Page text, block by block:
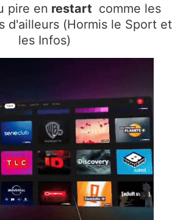
pire en restart comme les
d'ailleurs (Hormis le Sport et
les Infos)